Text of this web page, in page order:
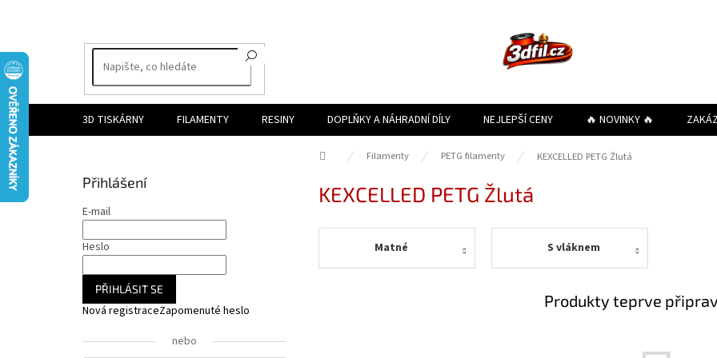
3D TISKÁRNY FILAMENTY RESINY DOPLŇKY A NÁHRADNÍ DÍLY NEJLEPŠÍ CENY 🔥 NOVINKY 🔥
Domů Filamenty PETG filamenty KEXCELLED PETG Žlutá
Přihlášení
E-mail
Heslo
PŘIHLÁSIT SE
Nová registraceZapomenuté heslo
nebo
KEXCELLED PETG Žlutá
Matné S vláknem
Produkty teprve